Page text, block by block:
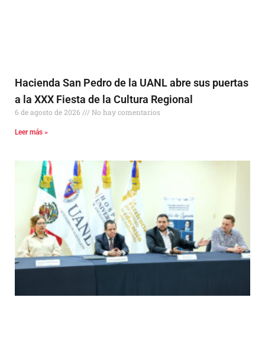
Hacienda San Pedro de la UANL abre sus puertas
a la XXX Fiesta de la Cultura Regional
6 de agosto de 2026 No hay comentarios
Leer más »